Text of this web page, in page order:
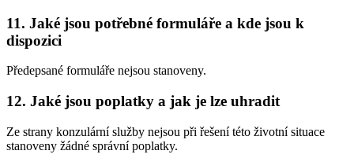
11. Jaké jsou potřebné formuláře a kde jsou k
dispozici
Předepsané formuláře nejsou stanoveny.
12. Jaké jsou poplatky a jak je lze uhradit
Ze strany konzulární služby nejsou při řešení této životní situace
stanoveny žádné správní poplatky.